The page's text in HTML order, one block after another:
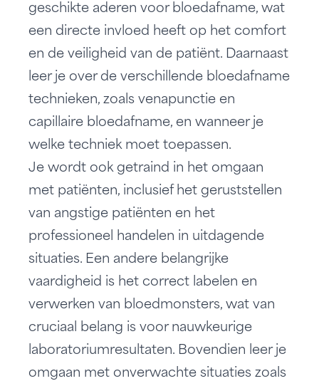
geschikte aderen voor bloedafname, wat
een directe invloed heeft op het comfort
en de veiligheid van de patiënt. Daarnaast
leer je over de verschillende bloedafname
technieken, zoals venapunctie en
capillaire bloedafname, en wanneer je
welke techniek moet toepassen.
Je wordt ook getraind in het omgaan
met patiënten, inclusief het geruststellen
van angstige patiënten en het
professioneel handelen in uitdagende
situaties. Een andere belangrijke
vaardigheid is het correct labelen en
verwerken van bloedmonsters, wat van
cruciaal belang is voor nauwkeurige
laboratoriumresultaten. Bovendien leer je
omgaan met onverwachte situaties zoals